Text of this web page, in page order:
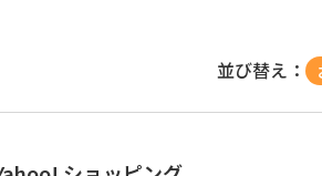
並び替え：